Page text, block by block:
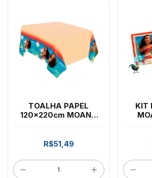
TOALHA PAPEL
120x220cm MOANA
R$51,49
KIT